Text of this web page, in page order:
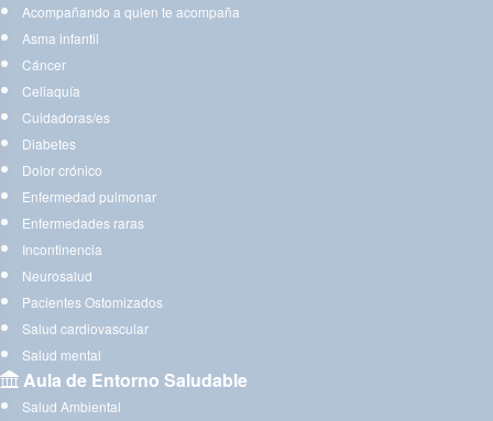
Acompañando a quien te acompaña
Asma infantil
Cáncer
Celiaquía
Cuidadoras/es
Diabetes
Dolor crónico
Enfermedad pulmonar
Enfermedades raras
Incontinencia
Neurosalud
Pacientes Ostomizados
Salud cardiovascular
Salud mental
Aula de Entorno Saludable
Salud Ambiental